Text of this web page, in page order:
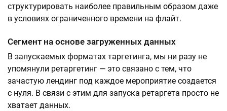
структурировать наиболее правильным образом даже
в условиях ограниченного времени на флайт.
Сегмент на основе загруженных данных
В запускаемых форматах таргетинга, мы ни разу не
упомянули ретаргетинг — это связано с тем, что
зачастую лендинг под каждое мероприятие создается
с нуля. В связи с этим для запуска ретаргета просто не
хватает данных.